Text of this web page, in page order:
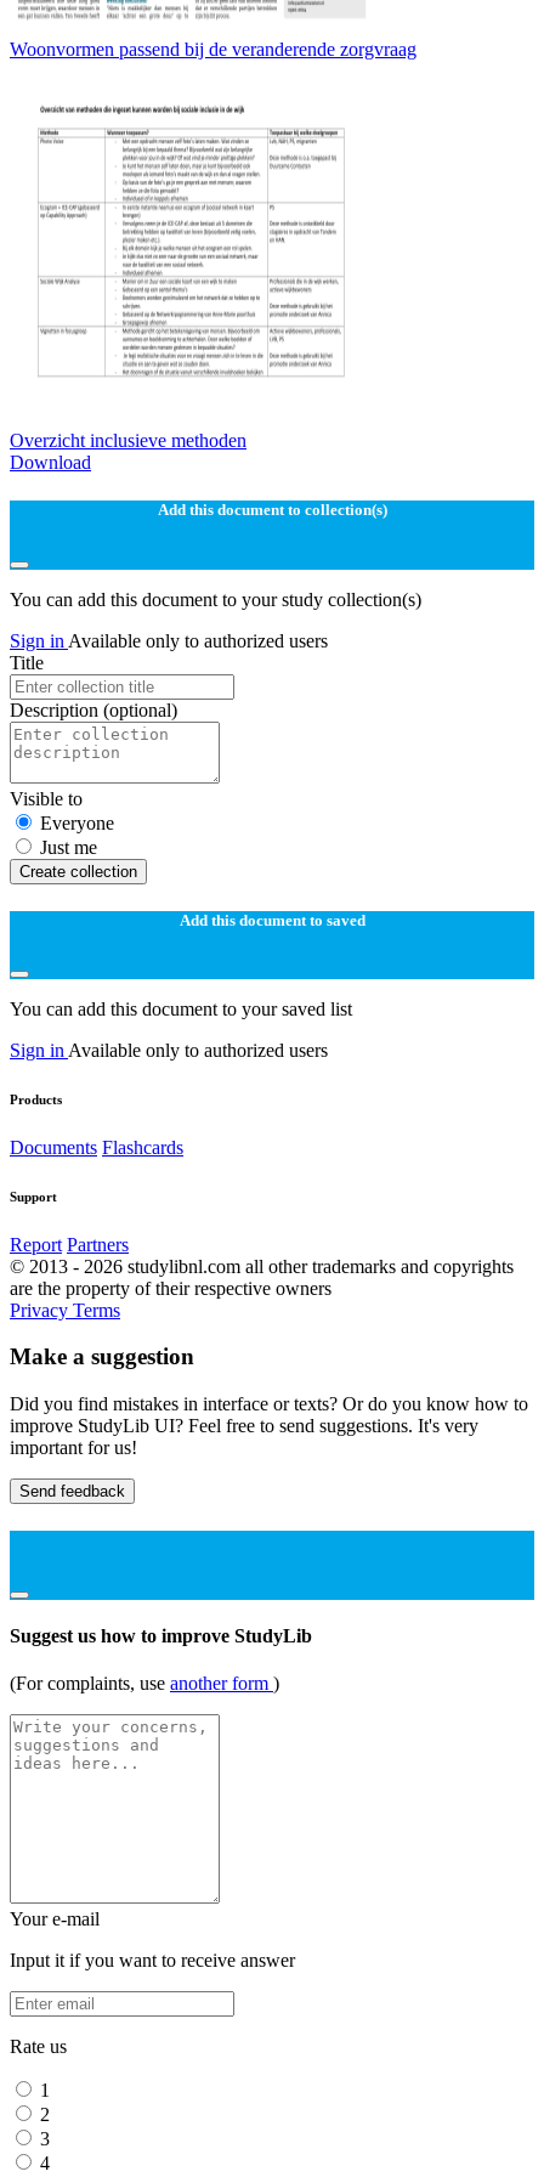
Woonvormen passend bij de veranderende zorgvraag
Overzicht inclusieve methoden
Download
Add this document to collection(s)
You can add this document to your study collection(s)
Sign in Available only to authorized users
Title
Description (optional)
Visible to
Everyone
Just me
Create collection
Add this document to saved
You can add this document to your saved list
Sign in Available only to authorized users
Products
Documents Flashcards
Support
Report Partners
© 2013 - 2026 studylibnl.com all other trademarks and copyrights
are the property of their respective owners
Privacy Terms
Make a suggestion
Did you find mistakes in interface or texts? Or do you know how to
improve StudyLib UI? Feel free to send suggestions. It's very
important for us!
Send feedback
Suggest us how to improve StudyLib
(For complaints, use another form )
Your e-mail
Input it if you want to receive answer
Rate us
1
2
3
4